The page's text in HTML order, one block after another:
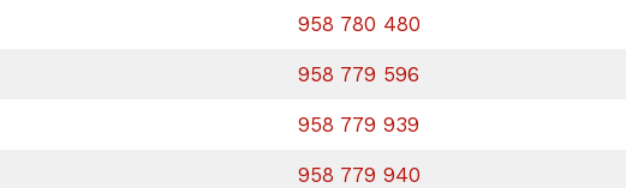
958 780 480
958 779 596
958 779 939
958 779 940